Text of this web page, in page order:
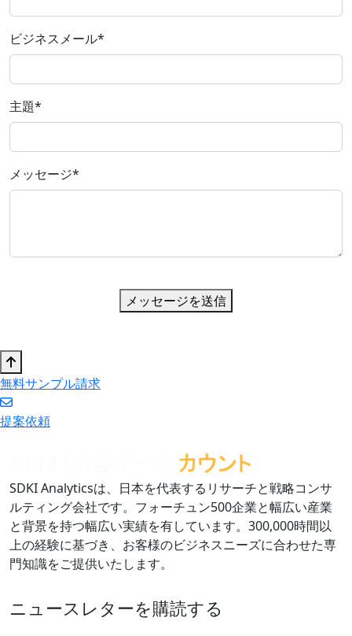
ビジネスメール*
主題*
メッセージ*
メッセージを送信
無料サンプル請求
提案依頼
SDKI Analyticsは、日本を代表するリサーチと戦略コンサ
ルティング会社です。フォーチュン500企業と幅広い産業
と背景を持つ幅広い実績を有しています。300,000時間以
上の経験に基づき、お客様のビジネスニーズに合わせた専
門知識をご提供いたします。
ニュースレターを購読する